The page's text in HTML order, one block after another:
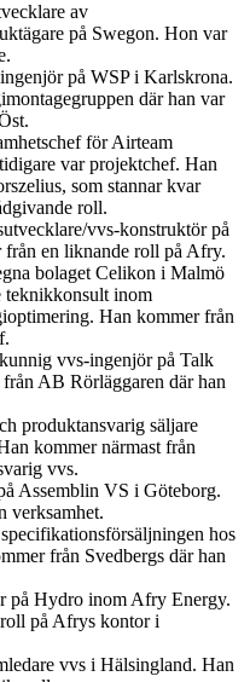
av
på Swegon. Hon var
på WSP i Karlskrona.
där han var
för Airteam
var projektchef. Han
som stannar kvar
roll.
vvs-konstruktör på
en liknande roll på Afry.
bolaget Celikon i Malmö
teknikkonsult inom
Han kommer från
vvs-ingenjör på Talk
AB Rörläggaren där han
produktansvarig säljare
kommer närmast från
vvs.
Assemblin VS i Göteborg.
verksamhet.
hos
från Svedbergs där han
på Hydro inom Afry Energy.
på Afrys kontor i
vvs i Hälsingland. Han